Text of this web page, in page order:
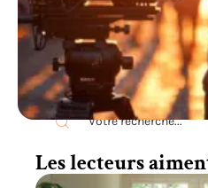
Recherche
Les lecteurs